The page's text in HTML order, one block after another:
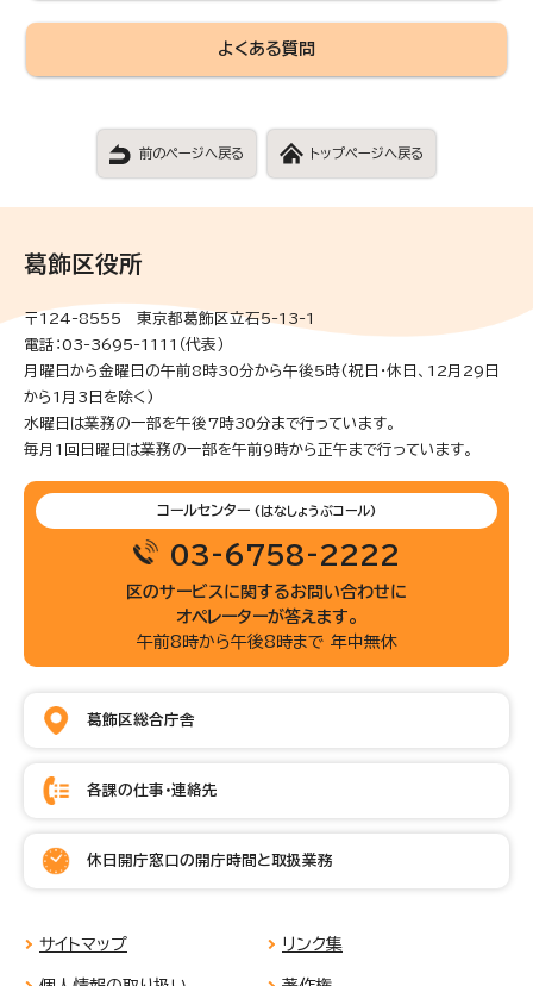
よくある質問
前のページへ戻る トップページへ戻る
葛飾区役所
〒124-8555 東京都葛飾区立石5-13-1
電話：03-3695-1111（代表）
月曜日から金曜日の午前8時30分から午後5時(祝日・休日、12月29日
から1月3日を除く)
水曜日は業務の一部を午後7時30分まで行っています。
毎月1回日曜日は業務の一部を午前9時から正午まで行っています。
コールセンター (はなしょうぶコール)
03-6758-2222
区のサービスに関するお問い合わせに
オペレーターが答えます。
午前8時から午後8時まで 年中無休
葛飾区総合庁舎
各課の仕事・連絡先
休日開庁窓口の開庁時間と取扱業務
サイトマップ リンク集